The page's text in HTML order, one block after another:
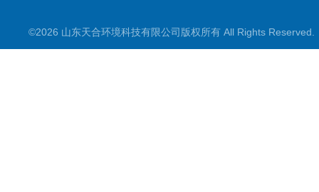
智慧农业
©2026 山东天合环境科技有限公司版权所有 All Rights